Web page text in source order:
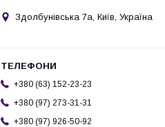
Здолбунівська 7а, Київ, Україна
+380 (63) 152-23-23
+380 (97) 273-31-31
+380 (97) 926-50-92